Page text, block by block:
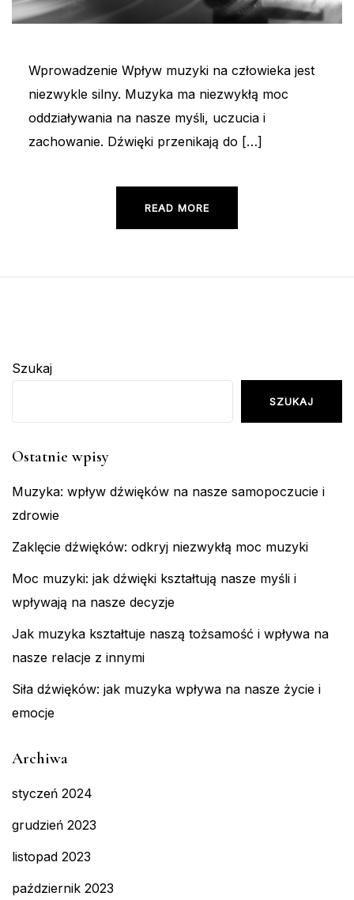
Wprowadzenie Wpływ muzyki na człowieka jest
niezwykle silny. Muzyka ma niezwykłą moc
oddziaływania na nasze myśli, uczucia i
zachowanie. Dźwięki przenikają do […]
READ MORE
Szukaj
SZUKAJ
Ostatnie wpisy
Muzyka: wpływ dźwięków na nasze samopoczucie i
zdrowie
Zaklęcie dźwięków: odkryj niezwykłą moc muzyki
Moc muzyki: jak dźwięki kształtują nasze myśli i
wpływają na nasze decyzje
Jak muzyka kształtuje naszą tożsamość i wpływa na
nasze relacje z innymi
Siła dźwięków: jak muzyka wpływa na nasze życie i
emocje
Archiwa
styczeń 2024
grudzień 2023
listopad 2023
październik 2023